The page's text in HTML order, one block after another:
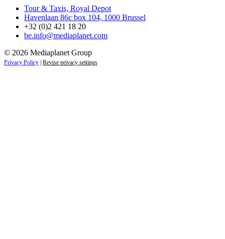
Tour & Taxis, Royal Depot
Havenlaan 86c box 104, 1000 Brussel
+32 (0)2 421 18 20
be.info@mediaplanet.com
© 2026 Mediaplanet Group
Privacy Policy | Revise privacy settings